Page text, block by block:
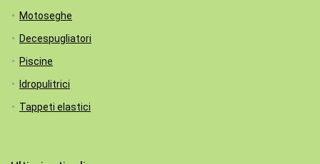
Motoseghe
Decespugliatori
Piscine
Idropulitrici
Tappeti elastici